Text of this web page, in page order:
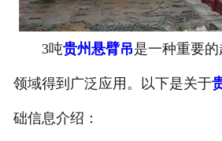
贵州升
3吨贵州悬臂吊是一种重要
领域得到广泛应用。以下是关于
础信息介绍：